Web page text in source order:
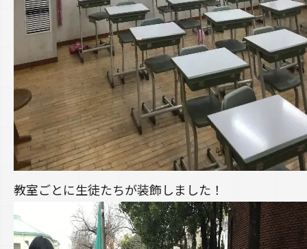
教室ごとに生徒たちが装飾しました！